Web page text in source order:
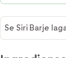
Se Siri Barje